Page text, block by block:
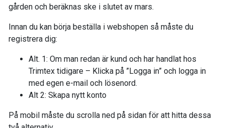
gården och beräknas ske i slutet av mars.
Innan du kan börja beställa i webshopen så måste du
registrera dig:
Alt. 1: Om man redan är kund och har handlat hos
Trimtex tidigare – Klicka på ”Logga in” och logga in
med egen e-mail och lösenord.
Alt 2: Skapa nytt konto
På mobil måste du scrolla ned på sidan för att hitta dessa